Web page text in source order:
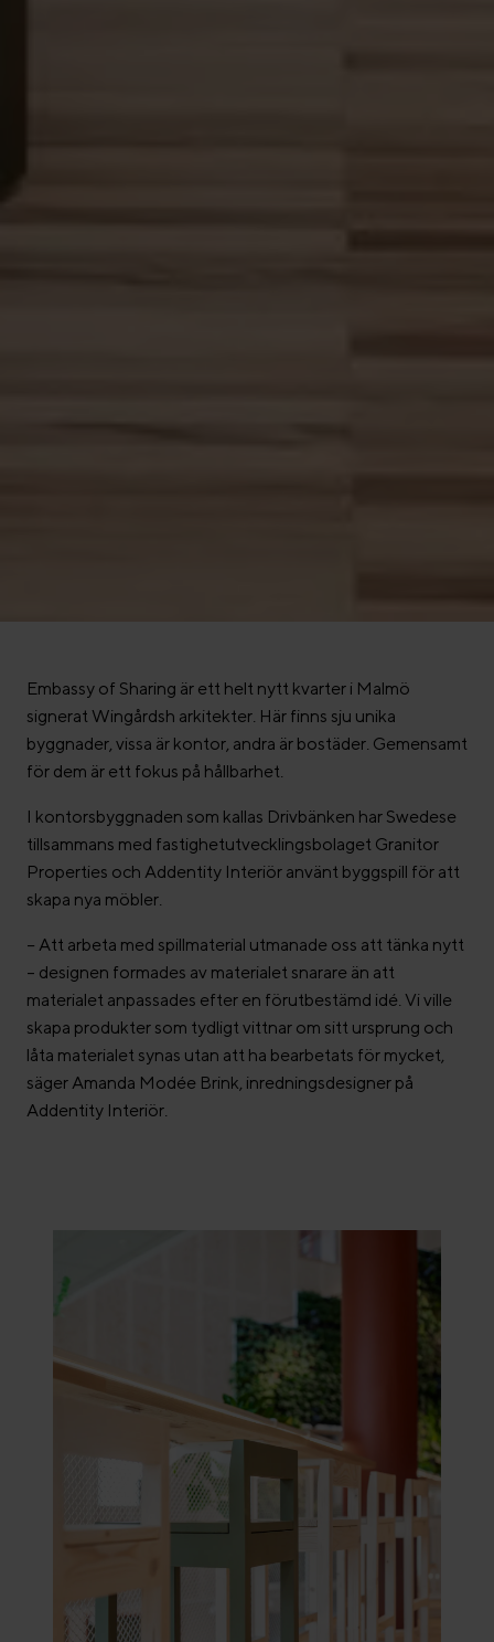
Embassy of Sharing är ett helt nytt kvarter i Malmö
signerat Wingårdsh arkitekter. Här finns sju unika
byggnader, vissa är kontor, andra är bostäder. Gemensamt
för dem är ett fokus på hållbarhet.
I kontorsbyggnaden som kallas Drivbänken har Swedese
tillsammans med fastighetutvecklingsbolaget Granitor
Properties och Addentity Interiör använt byggspill för att
skapa nya möbler.
– Att arbeta med spillmaterial utmanade oss att tänka nytt
– designen formades av materialet snarare än att
materialet anpassades efter en förutbestämd idé. Vi ville
skapa produkter som tydligt vittnar om sitt ursprung och
låta materialet synas utan att ha bearbetats för mycket,
säger Amanda Modée Brink, inredningsdesigner på
Addentity Interiör.